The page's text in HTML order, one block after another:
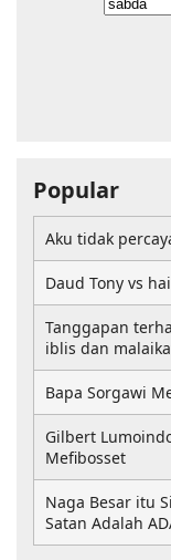
Popular
Aku tidak
Daud Tony vs
Tanggapan
iblis dan
Bapa Sorgawi
Gilbert
Mefibosset
Naga Besar itu
Satan Adalah